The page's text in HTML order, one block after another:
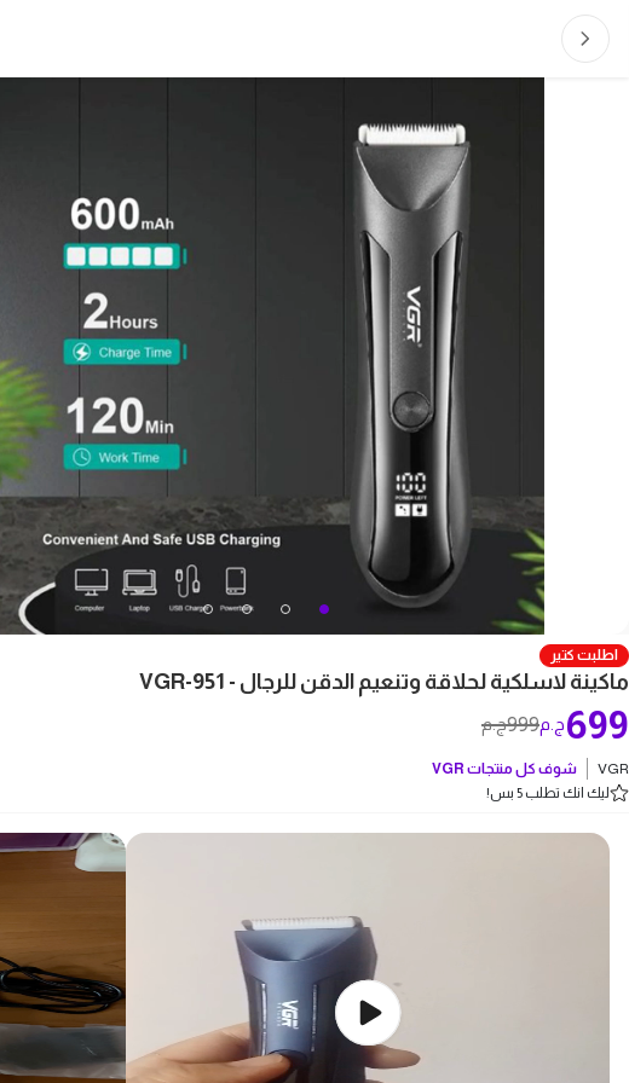
اطلبت كتير
ماكينة لاسلكية لحلاقة وتنعيم الدقن للرجال - VGR-951
999ج.م 699ج.م
VGR شوف كل منتجات VGR
ليك انك تطلب 5 بس!